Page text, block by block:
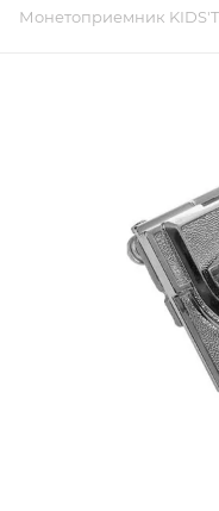
Монетоприемник